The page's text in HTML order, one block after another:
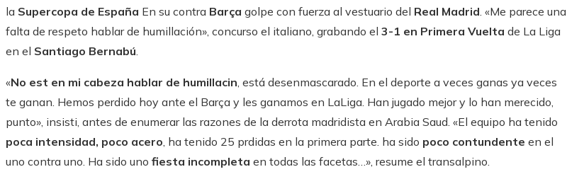
la Supercopa de España En su contra Barça golpe con fuerza al vestuario del Real Madrid. «Me parece una
falta de respeto hablar de humillación», concurso el italiano, grabando el 3-1 en Primera Vuelta de La Liga
en el Santiago Bernabú.
«No est en mi cabeza hablar de humillacin, está desenmascarado. En el deporte a veces ganas ya veces
te ganan. Hemos perdido hoy ante el Barça y les ganamos en LaLiga. Han jugado mejor y lo han merecido,
punto», insisti, antes de enumerar las razones de la derrota madridista en Arabia Saud. «El equipo ha tenido
poca intensidad, poco acero, ha tenido 25 prdidas en la primera parte. ha sido poco contundente en el
uno contra uno. Ha sido uno fiesta incompleta en todas las facetas…», resume el transalpino.